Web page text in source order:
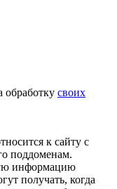
обработку своих
к сайту с
поддоменам.
информацию
получать, когда